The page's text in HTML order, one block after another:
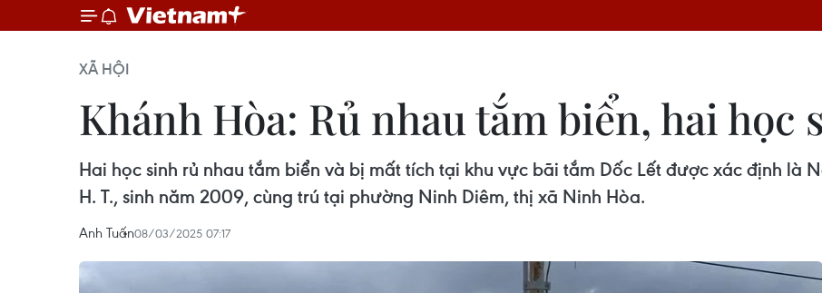
XÃ HỘI
Khánh Hòa: Rủ nhau tắm biển, hai học
Hai học sinh rủ nhau tắm biển và bị mất tích tại khu vực bãi tắm Dốc Lết được xác định là
H. T., sinh năm 2009, cùng trú tại phường Ninh Diêm, thị xã Ninh Hòa.
Anh Tuấn08/03/2025 07:17